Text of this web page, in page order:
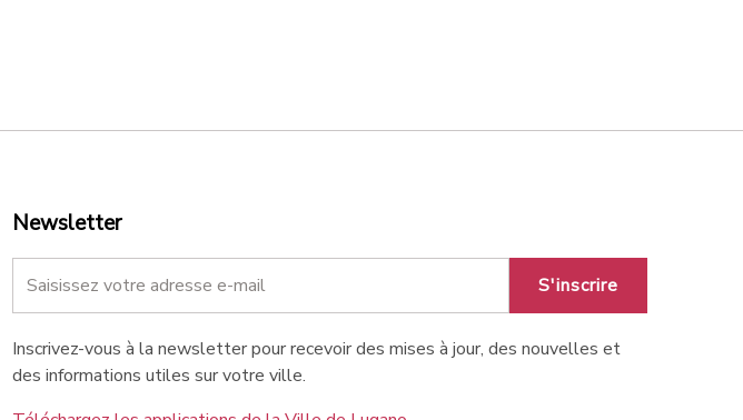
Newsletter
S'inscrire
Inscrivez-vous à la newsletter pour recevoir des mises à jour, des nouvelles et
des informations utiles sur votre ville.